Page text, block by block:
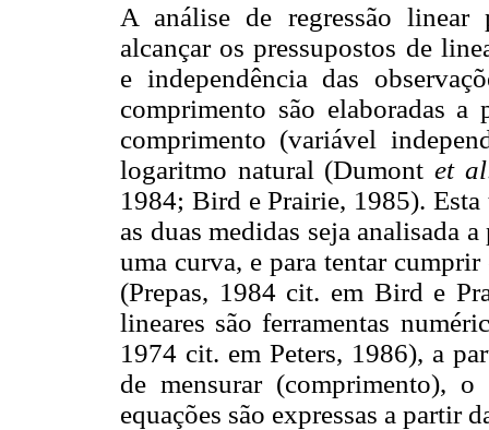
A análise de regressão linear
alcançar os pressupostos de
e independência das
comprimento são elaboradas a
comprimento (variável
logaritmo natural (Dumontet al
1984; Bird e Prairie, 1985). Esta
as duas medidas seja analisada
uma curva, e para tentar
(Prepas, 1984 cit. em Bird e
lineares são ferramentas
1974 cit. em Peters, 1986), a
de mensurar (comprimento),
equações são expressas a partir